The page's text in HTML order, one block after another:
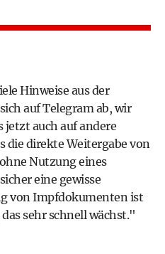
Hinweise aus der
auf Telegram ab, wir
jetzt auch auf andere
die direkte Weitergabe von
Nutzung eines
eine gewisse
von Impfdokumenten ist
sehr schnell wächst."